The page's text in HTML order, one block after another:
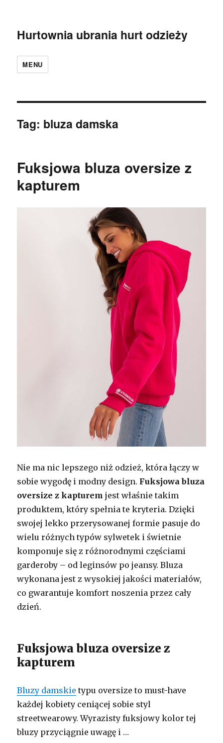
Hurtownia ubrania hurt odzieży
MENU
Tag: bluza damska
Fuksjowa bluza oversize z
kapturem
Nie ma nic lepszego niż odzież, która łączy w
sobie wygodę i modny design. Fuksjowa bluza
oversize z kapturem jest właśnie takim
produktem, który spełnia te kryteria. Dzięki
swojej lekko przerysowanej formie pasuje do
wielu różnych typów sylwetek i świetnie
komponuje się z różnorodnymi częściami
garderoby – od leginsów po jeansy. Bluza
wykonana jest z wysokiej jakości materiałów,
co gwarantuje komfort noszenia przez cały
dzień.
Fuksjowa bluza oversize z
kapturem
Bluzy damskie typu oversize to must-have
każdej kobiety ceniącej sobie styl
streetwearowy. Wyrazisty fuksjowy kolor tej
bluzy przyciągnie uwagę i …